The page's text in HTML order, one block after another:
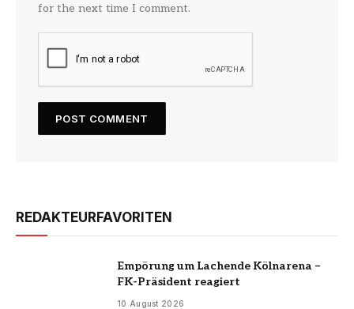
for the next time I comment.
REDAKTEURFAVORITEN
Empörung um Lachende Kölnarena –
FK-Präsident reagiert
10 August 2026